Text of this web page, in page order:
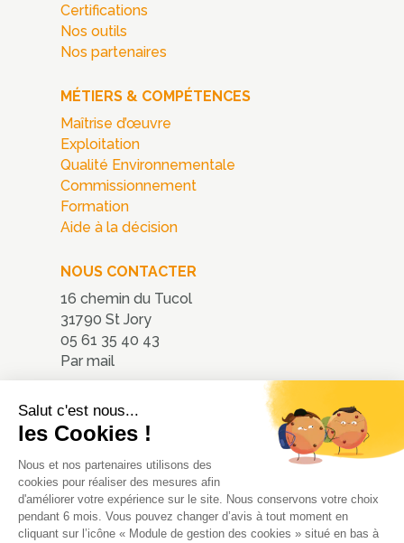
Certifications
Nos outils
Nos partenaires
MÉTIERS & COMPÉTENCES
Maîtrise d’œuvre
Exploitation
Qualité Environnementale
Commissionnement
Formation
Aide à la décision
NOUS CONTACTER
16 chemin du Tucol
31790 St Jory
05 61 35 40 43
Par mail
Nous localiser
Salut c'est nous...
les Cookies !
Nous et nos partenaires utilisons des
cookies pour réaliser des mesures afin
d'améliorer votre expérience sur le site. Nous conservons votre choix
pendant 6 mois. Vous pouvez changer d’avis à tout moment en
cliquant sur l’icône « Module de gestion des cookies » situé en bas à